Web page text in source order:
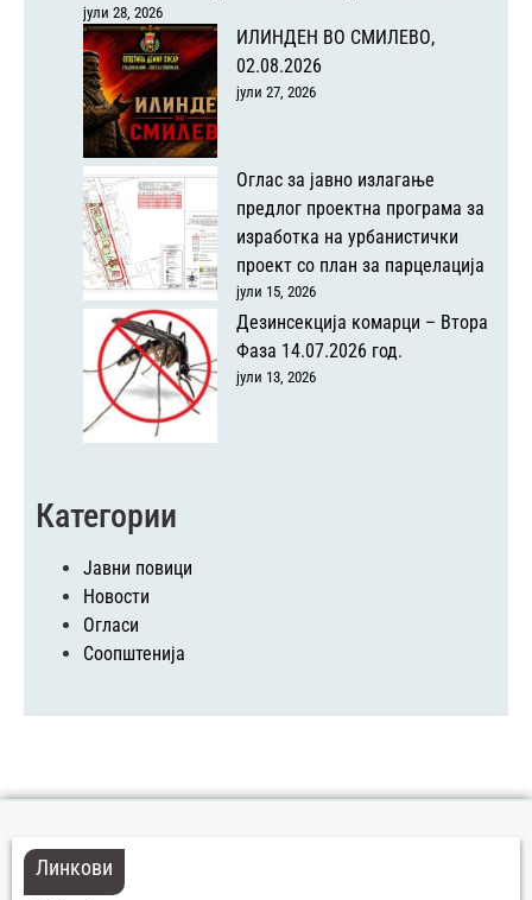
јули 28, 2026
ИЛИНДЕН ВО СМИЛЕВО,
02.08.2026
јули 27, 2026
Оглас за јавно излагање
предлог проектна програма за
изработка на урбанистички
проект со план за парцелација
јули 15, 2026
Дезинсекција комарци – Втора
Фаза 14.07.2026 год.
јули 13, 2026
Категории
Јавни повици
Новости
Огласи
Соопштенија
Линкови